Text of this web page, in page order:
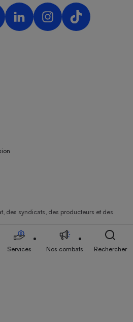
des syndicats, des producteurs et des
Services Nos combats Rechercher